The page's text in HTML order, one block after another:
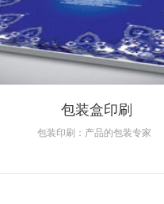
包装盒印刷
包装印刷：产品的包装专家